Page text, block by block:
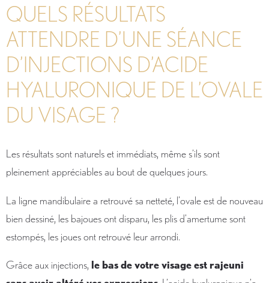
QUELS RÉSULTATS
ATTENDRE D’UNE SÉANCE
D’INJECTIONS D’ACIDE
HYALURONIQUE DE L’OVALE
DU VISAGE ?
Les résultats sont naturels et immédiats, même s’ils sont
pleinement appréciables au bout de quelques jours.
La ligne mandibulaire a retrouvé sa netteté, l’ovale est de nouveau
bien dessiné, les bajoues ont disparu, les plis d’amertume sont
estompés, les joues ont retrouvé leur arrondi.
Grâce aux injections, le bas de votre visage est rajeuni